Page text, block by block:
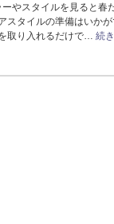
やスタイルを見ると春
スタイルの準備はいか
取り入れるだけで… 続